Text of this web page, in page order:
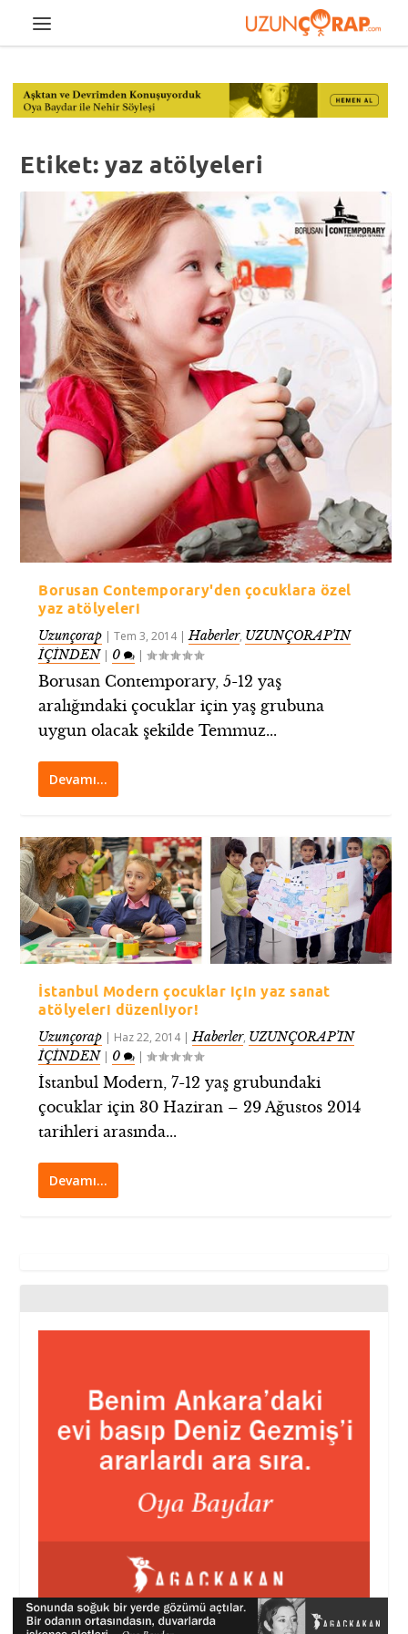
Etiket:yaz atölyeleri
Borusan Contemporary'den çocuklara özel
yaz atölyeleri
Uzunçorap |Tem 3, 2014|Haberler, UZUNÇORAP’IN
İÇİNDEN| 0 |
Borusan Contemporary, 5-12 yaş
aralığındaki çocuklar için yaş grubuna
uygun olacak şekilde Temmuz...
Devamı…
İstanbul Modern çocuklar için yaz sanat
atölyeleri düzenliyor!
Uzunçorap | Haz 22, 2014|Haberler, UZUNÇORAP’IN
İÇİNDEN| 0 |
İstanbul Modern, 7-12 yaş grubundaki
çocuklar için 30 Haziran – 29 Ağustos 2014
tarihleri arasında...
Devamı…